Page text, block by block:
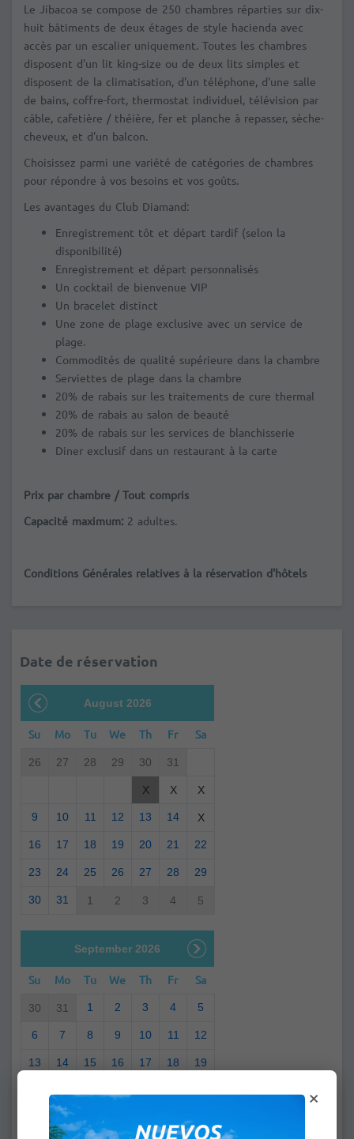
Le Jibacoa se compose de 250 chambres réparties sur dix-
huit bâtiments de deux étages de style hacienda avec
accès par un escalier uniquement. Toutes les chambres
disposent d'un lit king-size ou de deux lits simples et
disposent de la climatisation, d'un téléphone, d'une salle
de bains, coffre-fort, thermostat individuel, télévision par
câble, cafetière / théière, fer et planche à repasser, sèche-
cheveux, et d'un balcon.
Choisissez parmi une variété de catégories de chambres
pour répondre à vos besoins et vos goûts.
Les avantages du Club Diamand:
Enregistrement tôt et départ tardif (selon la
disponibilité)
Enregistrement et départ personnalisés
Un cocktail de bienvenue VIP
Un bracelet distinct
Une zone de plage exclusive avec un service de
plage.
Commodités de qualité supérieure dans la chambre
Serviettes de plage dans la chambre
20% de rabais sur les traitements de cure thermal
20% de rabais au salon de beauté
20% de rabais sur les services de blanchisserie
Diner exclusif dans un restaurant à la carte
Prix par chambre / Tout compris
Capacité maximum: 2 adultes.
Conditions Générales relatives à la réservation d'hôtels
Date de réservation
August 2026
Su Mo Tu We Th Fr Sa
26 27 28 29 30 31
X X X
9 10 11 12 13 14 X
16 17 18 19 20 21 22
23 24 25 26 27 28 29
30 31 1 2 3 4 5
September 2026
Su Mo Tu We Th Fr Sa
30 31 1 2 3 4 5
6 7 8 9 10 11 12
13 14 15 16 17 18 19
28 29
×